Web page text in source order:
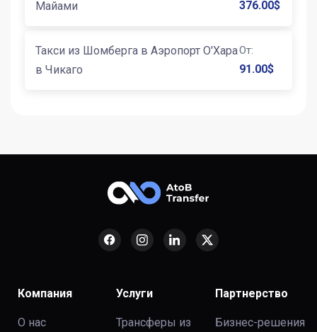
Майами
376.00$
Такси из Шомберга в Аэропорт О'Хара
в Чикаго
От:
91.00$
Компания
О нас
Услуги
Трансферы из
Партнерство
Бизнес-решения